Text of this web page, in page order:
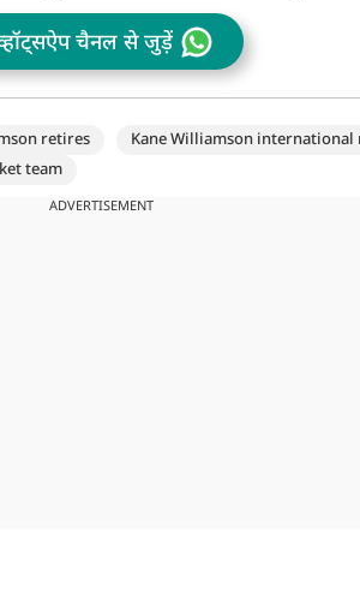
चैनल से जुड़ें
retires
Kane Williamson
team
ADVERTISEMENT